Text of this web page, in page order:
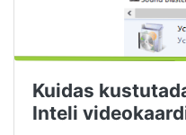
Kuidas
Inteli